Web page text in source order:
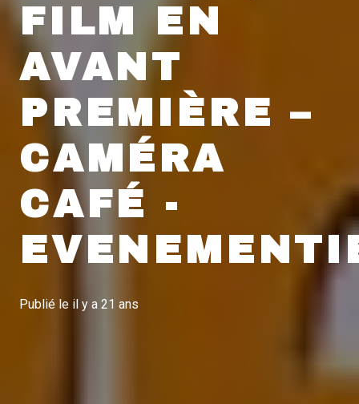
FILM EN
AVANT
PREMIÈRE –
CAMÉRA
CAFÉ -
Publié le il y a 21 ans